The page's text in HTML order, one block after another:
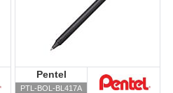
Pentel
PTL-BOL-BL417A
Pentel